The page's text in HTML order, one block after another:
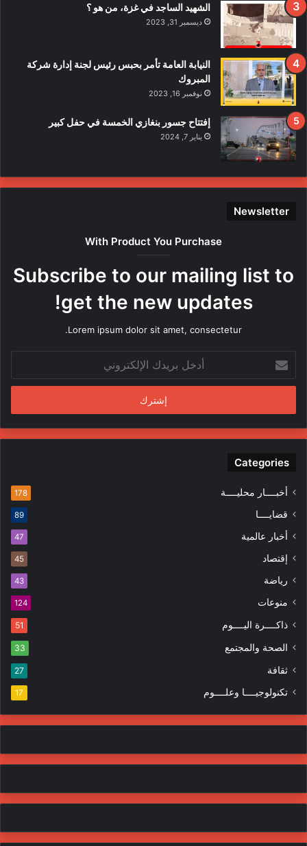
الشهيد الساجد في غزة، من هو ؟
ديسمبر 31, 2023
النيابة العامة تأمر بحبس رئيس لجنة إدارة شركة
المبروك
نوفمبر 16, 2023
إفتتاح جسور بنغازي الخمسة في حفل كبير
يناير 7, 2024
Newsletter
With Product You Purchase
Subscribe to our mailing list to
get the new updates!
Lorem ipsum dolor sit amet, consectetur.
بريدك
الإلكتروني
Categories
أخبــــار محليــــة 178
قضايــــا 89
أخبار عالمية 47
إقتصاد 45
رياضة 43
منوعات 124
ذاكــــرة اليــــوم 51
الصحة والمجتمع 33
ثقافة 27
تكنولوجيــــا وعلــــوم 17